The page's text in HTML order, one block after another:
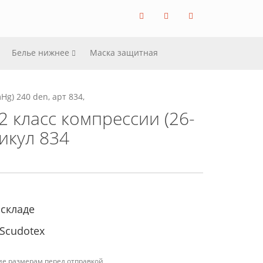
Белье нижнее Маска защитная
240 den, арт 834,
компрессии (26-
834
размерам перед отправкой